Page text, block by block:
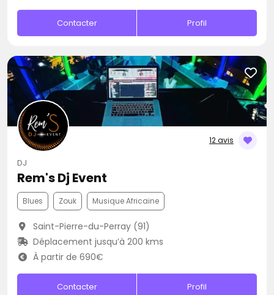
Contacter Profil
12 avis
DJ
Rem's Dj Event
Blues Zouk Musique Africaine
Saint-Pierre-du-Perray (91)
Déplacement jusqu’à 200 kms
À partir de 690€
Contacter Profil